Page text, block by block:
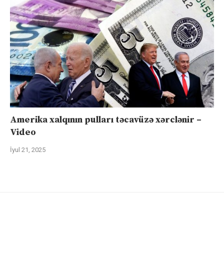
Amerika xalqının pulları təcavüzə xərclənir –
Video
İyul 21, 2025